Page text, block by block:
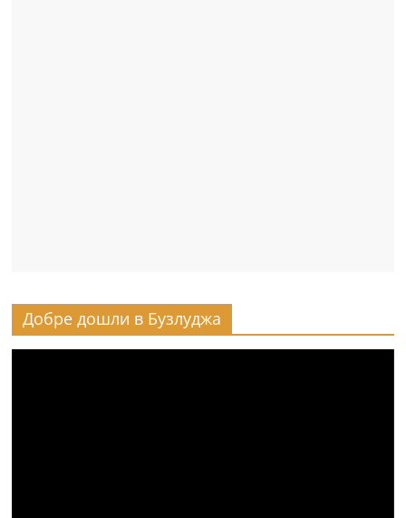
Добре дошли в Бузлуджа